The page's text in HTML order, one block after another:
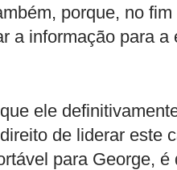
porque, no
a informação para
ele
de liderar este
para George,